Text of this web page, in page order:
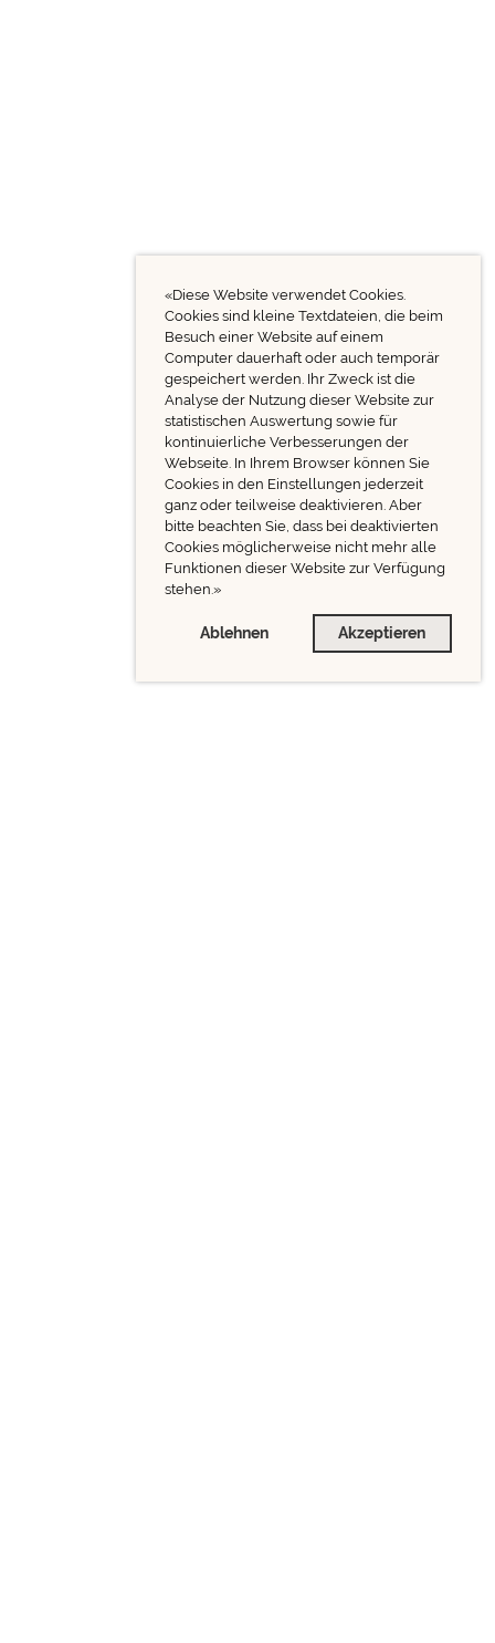
«Diese Website verwendet Cookies.
Cookies sind kleine Textdateien, die beim
Besuch einer Website auf einem
Computer dauerhaft oder auch temporär
gespeichert werden. Ihr Zweck ist die
Analyse der Nutzung dieser Website zur
statistischen Auswertung sowie für
kontinuierliche Verbesserungen der
Webseite. In Ihrem Browser können Sie
Cookies in den Einstellungen jederzeit
ganz oder teilweise deaktivieren. Aber
bitte beachten Sie, dass bei deaktivierten
Cookies möglicherweise nicht mehr alle
Funktionen dieser Website zur Verfügung
stehen.»
Ablehnen Akzeptieren